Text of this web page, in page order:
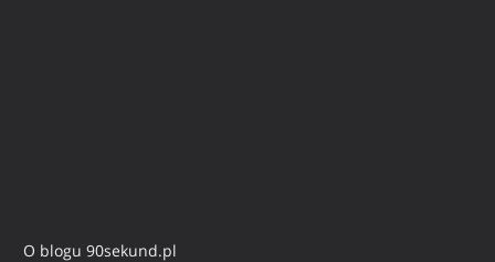
O blogu 90sekund.pl